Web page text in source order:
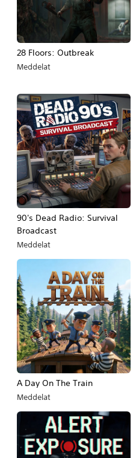
28 Floors: Outbreak
Meddelat
90's Dead Radio: Survival
Broadcast
Meddelat
A Day On The Train
Meddelat